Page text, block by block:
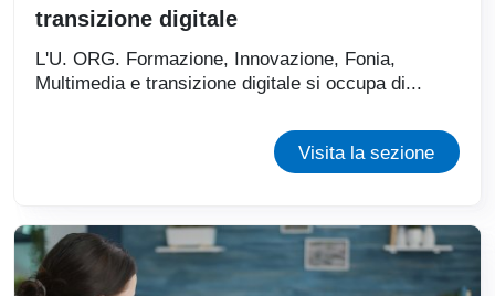
transizione digitale
L'U. ORG. Formazione, Innovazione, Fonia,
Multimedia e transizione digitale si occupa di...
Visita la sezione